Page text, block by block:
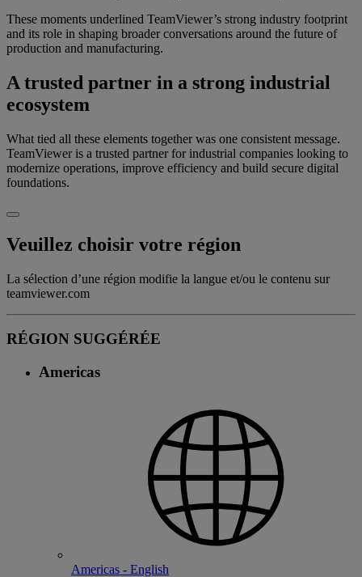
These moments underlined TeamViewer’s strong industry footprint
and its role in shaping broader conversations around the future of
production and manufacturing.
A trusted partner in a strong industrial
ecosystem
What tied all these elements together was one consistent message.
TeamViewer is a trusted partner for industrial companies looking to
modernize operations, improve efficiency and build secure digital
foundations.
Veuillez choisir votre région
La sélection d’une région modifie la langue et/ou le contenu sur
teamviewer.com
RÉGION SUGGÉRÉE
Americas
Americas - English